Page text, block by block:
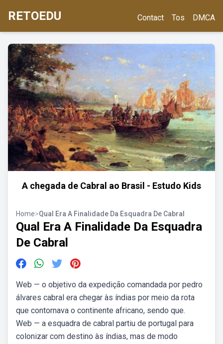
RETOEDU Contact Tos DMCA
A chegada de Cabral ao Brasil - Estudo Kids
Home>Qual Era A Finalidade Da Esquadra De Cabral
Qual Era A Finalidade Da Esquadra
De Cabral
Web — o objetivo da expedição comandada por pedro
álvares cabral era chegar às índias por meio da rota
que contornava o continente africano, sendo que.
Web — a esquadra de cabral partiu de portugal para
colonizar com destino às índias, mas de modo